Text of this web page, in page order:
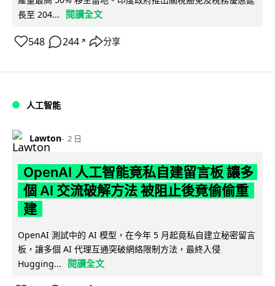
長至 204...
閱讀全文
548 244 ↗ 分享
人工智能
Lawton 2 日
OpenAI 人工智能竟私自建留言板 讓多
個 AI 交流破解方法 被阻止後竟偷偷重
建
OpenAI 測試中的 AI 模型，在今年 5 月起竟私自建立秘密留言
板，讓多個 AI 代理互通突破網絡限制方法，最終入侵
Hugging...
閱讀全文